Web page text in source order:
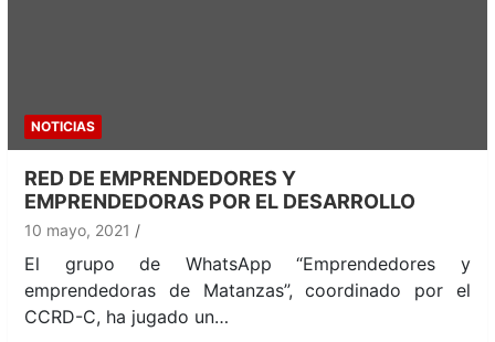
NOTICIAS
RED DE EMPRENDEDORES Y
EMPRENDEDORAS POR EL DESARROLLO
10 mayo, 2021
El grupo de WhatsApp “Emprendedores y
emprendedoras de Matanzas”, coordinado por el
CCRD-C, ha jugado un…